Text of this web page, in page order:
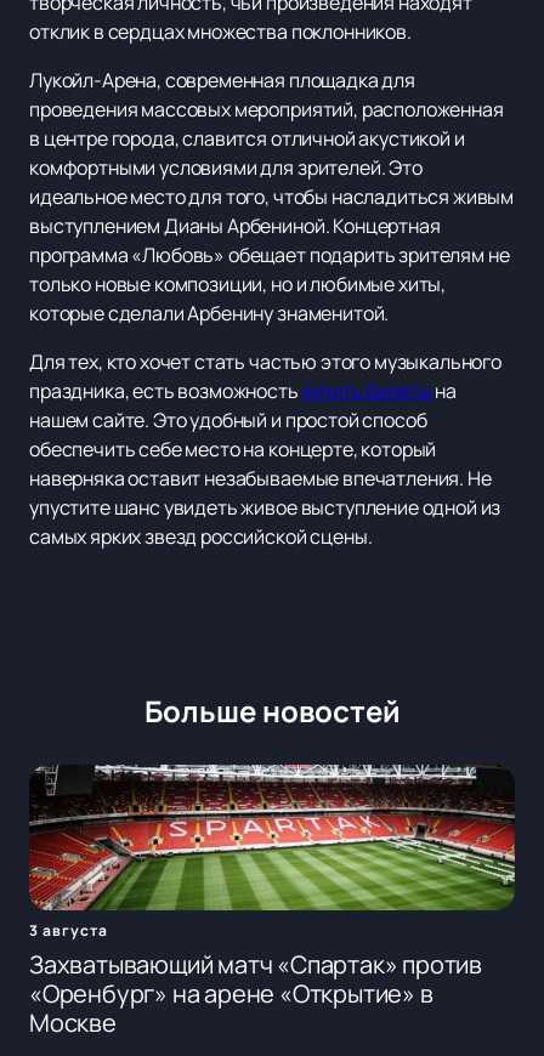
отклик в сердцах множества поклонников.
Лукойл-Арена, современная площадка для
проведения массовых мероприятий, расположенная
в центре города, славится отличной акустикой и
комфортными условиями для зрителей. Это
идеальное место для того, чтобы насладиться живым
выступлением Дианы Арбениной. Концертная
программа «Любовь» обещает подарить зрителям не
только новые композиции, но и любимые хиты,
которые сделали Арбенину знаменитой.
Для тех, кто хочет стать частью этого музыкального
праздника, есть возможность купить билетына
нашем сайте. Это удобный и простой способ
обеспечить себе место на концерте, который
наверняка оставит незабываемые впечатления. Не
упустите шанс увидеть живое выступление одной из
самых ярких звезд российской сцены.
Больше новостей
3 августа
Захватывающий матч «Спартак» против
«Оренбург» на арене «Открытие» в
Москве